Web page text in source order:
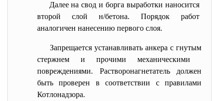
Далее на свод и борга выработки наносится
второй слой н/бетона. Порядок работ
аналогичен нанесению первого слоя.
Запрещается устанавливать анкера с гнутым
стержнем и прочими механическими
повреждениями. Растворонагнетатель должен
быть проверен в соответствии с правилами
Котлонадзора.